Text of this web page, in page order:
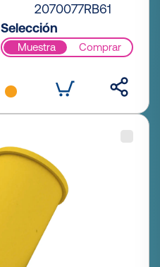
2070077RB61
Selección
Muestra Comprar